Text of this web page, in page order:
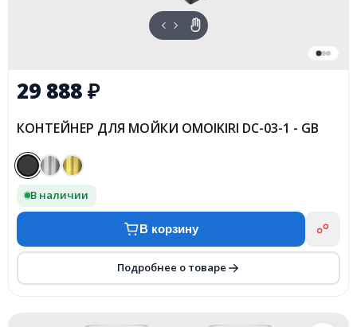
29 888₽
КОНТЕЙНЕР ДЛЯ МОЙКИ OMOIKIRI DC-03-1 - GB
В наличии
В корзину
Подробнее о товаре